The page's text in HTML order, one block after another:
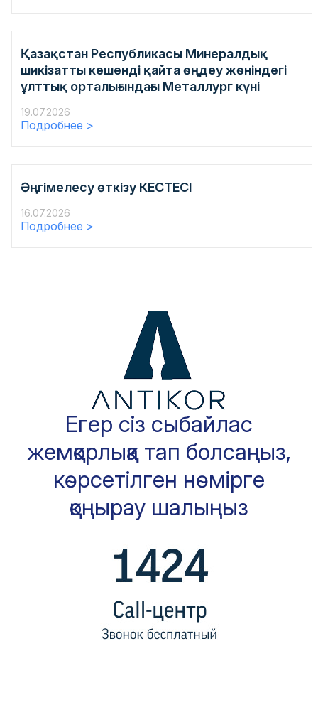
Қазақстан Республикасы Минералдық
шикізатты кешенді қайта өңдеу жөніндегі
ұлттық орталығындағы Металлург күні
19.07.2026
Подробнее >
Әңгімелесу өткізу КЕСТЕСІ
16.07.2026
Подробнее >
Егер сіз сыбайлас
жемқорлыққа тап болсаңыз,
көрсетілген нөмірге
қоңырау шалыңыз